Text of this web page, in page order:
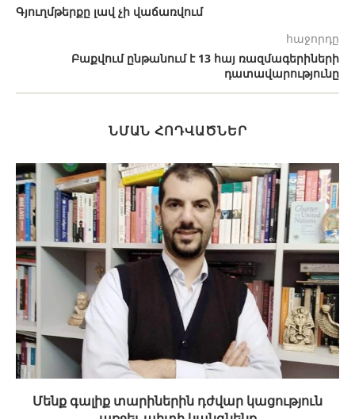
Գյուղմթերքը լավ չի վաճառվում
հաջորդը
Բաքվում ընթանում է 13 հայ ռազմագերիների
դատավարությունը
ՆՄԱՆ ՀՈԴՎԱԾՆԵՐ
Մենք գալիք տարիներին դժվար կացություն